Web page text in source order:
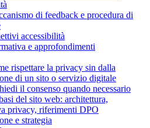
di feedback e procedura di
accessibilità
e approfondimenti
rispettare la privacy sin dalla
di un sito o servizio digitale
il consenso quando necessario
del sito web: architettura,
privacy, riferimenti DPO
e strategia